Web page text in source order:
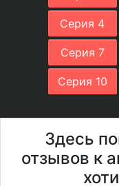
Серия 4
Серия 7
Серия 10
Здесь
отзывов к